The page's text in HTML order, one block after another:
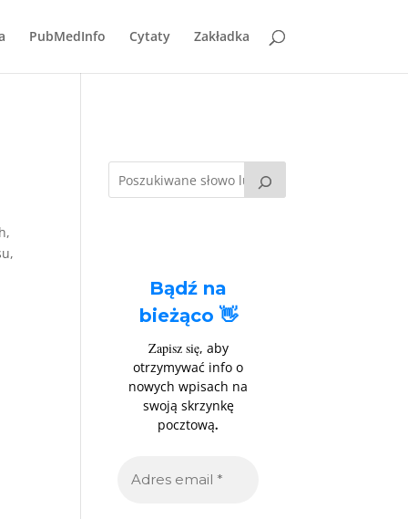
PubMedInfo Cytaty Zakładka
Bądź na
bieżąco 👋
Zapisz się, aby
otrzymywać info o
nowych wpisach na
swoją skrzynkę
pocztową.